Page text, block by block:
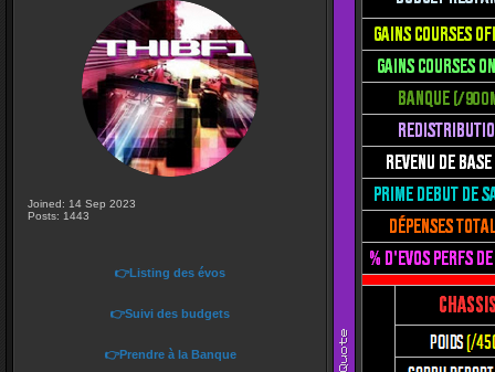
Joined: 14 Sep 2023
Posts: 1443
👉Listing des évos
👉Suivi des budgets
👉Prendre à la Banque